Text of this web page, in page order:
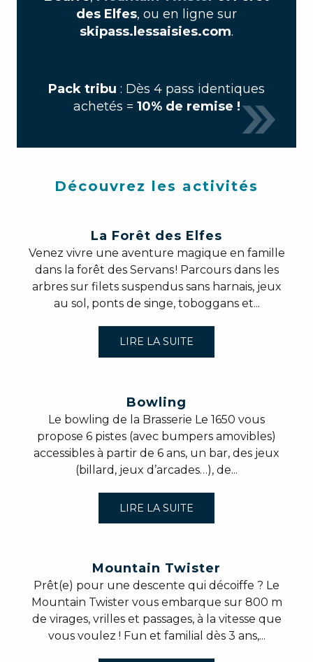
des Elfes, ou en ligne sur
skipass.lessaisies.com.
Pack tribu : Dès 4 pass identiques
achetés = 10% de remise !
Découvrez les activités
La Forêt des Elfes
Venez vivre une aventure magique en famille
dans la forêt des Servans ! Parcours dans les
arbres sur filets suspendus sans harnais, jeux
au sol, ponts de singe, toboggans et...
LIRE LA SUITE
Bowling
Le bowling de la Brasserie Le 1650 vous
propose 6 pistes (avec bumpers amovibles)
accessibles à partir de 6 ans, un bar, des jeux
(billard, jeux d’arcades…), de...
LIRE LA SUITE
Mountain Twister
Prêt(e) pour une descente qui décoiffe ? Le
Mountain Twister vous embarque sur 800 m
de virages, vrilles et passages, à la vitesse que
vous voulez ! Fun et familial dès 3 ans,...